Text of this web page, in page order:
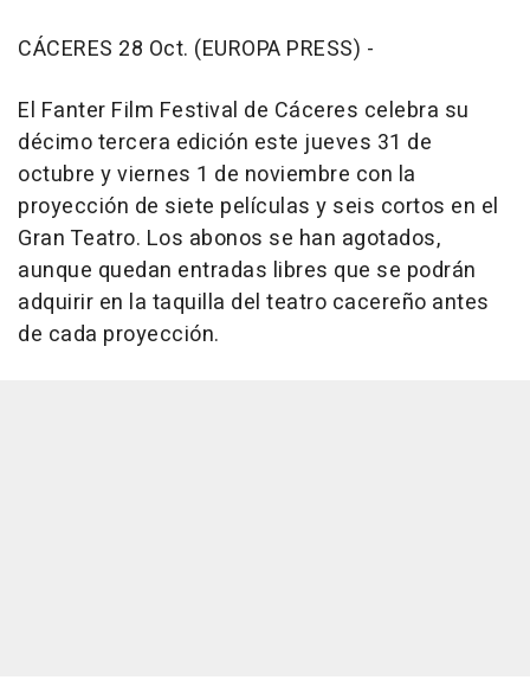
CÁCERES 28 Oct. (EUROPA PRESS) -
El Fanter Film Festival de Cáceres celebra su
décimo tercera edición este jueves 31 de
octubre y viernes 1 de noviembre con la
proyección de siete películas y seis cortos en el
Gran Teatro. Los abonos se han agotados,
aunque quedan entradas libres que se podrán
adquirir en la taquilla del teatro cacereño antes
de cada proyección.